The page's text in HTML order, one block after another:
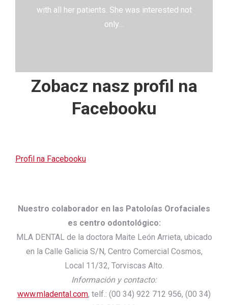
with all her patients. She was interested not
only…
Zobacz nasz profil na
Facebooku
Profil na Facebooku
Nuestro colaborador en las Patoloías Orofaciales
es centro odontológico:
MLA DENTAL de la doctora Maite León Arrieta, ubicado
en la Calle Galicia S/N, Centro Comercial Cosmos,
Local 11/32, Torviscas Alto.
Información y contacto:
www.mladental.com, telf.: (00 34) 922 712 956, (00 34)